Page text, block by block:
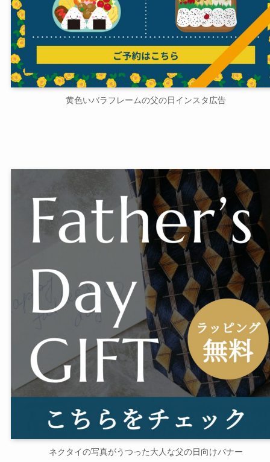
黄色いバラフレームの父の日インスタ広告
ネクタイの写真がうつった大人な父の日向けバナー